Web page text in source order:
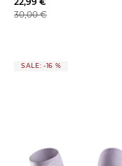
30,00 €
SALE: -16 %